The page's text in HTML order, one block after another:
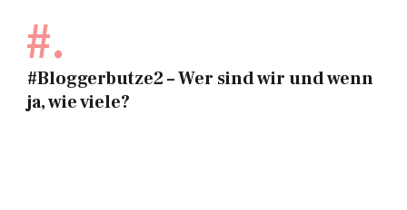
#.
#Bloggerbutze2 – Wer sind wir und wenn
ja, wie viele?